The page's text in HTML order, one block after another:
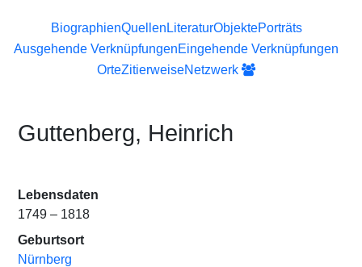
BiographienQuellen LiteraturObjektePorträts
Ausgehende VerknüpfungenEingehende Verknüpfungen
OrteZitierweiseNetzwerk
Guttenberg, Heinrich
Lebensdaten
1749 – 1818
Geburtsort
Nürnberg